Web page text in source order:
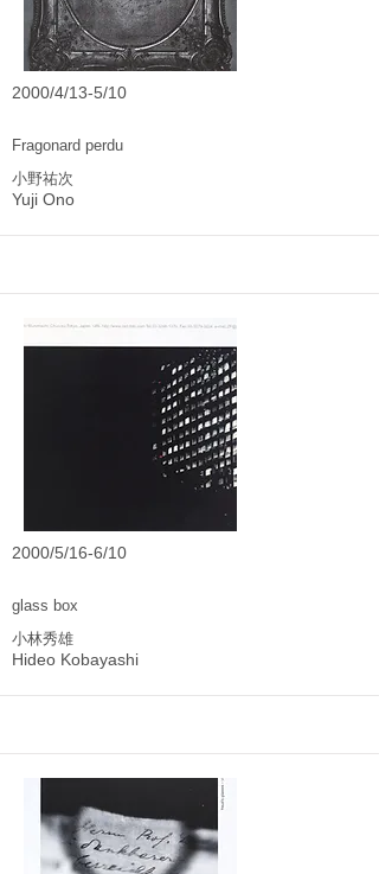
2000/4/13-5/10
Fragonard perdu
小野祐次
Yuji Ono
2000/5/16-6/10
glass box
小林秀雄
Hideo Kobayashi